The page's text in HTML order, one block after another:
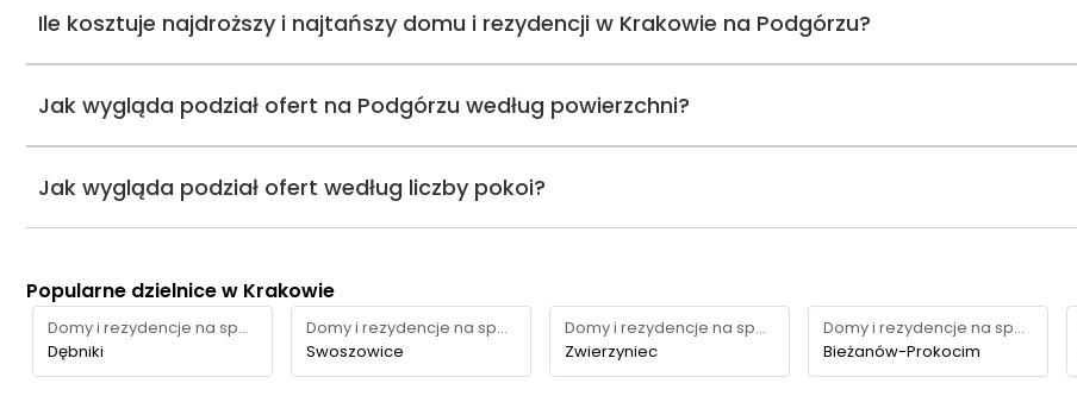
Ile kosztuje najdroższy i najtańszy domu i rezydencji w Krakowie na Podgórzu?
Jak wygląda podział ofert na Podgórzu według powierzchni?
Jak wygląda podział ofert według liczby pokoi?
Popularne dzielnice w Krakowie
Domy i rezydencje na sprzedaż
Dębniki
Domy i rezydencje na sprzedaż
Swoszowice
Domy i rezydencje na sprzedaż
Zwierzyniec
Domy i rezydencje na sprzedaż
Bieżanów-Prokocim